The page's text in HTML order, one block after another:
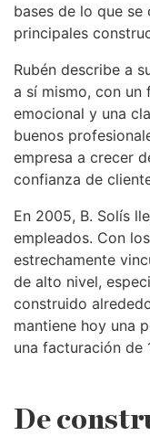
bases de lo que
principales
Rubén describe a
a sí mismo, con un
emocional y una
buenos
empresa a crecer
confianza de
En 2005, B. Solís
empleados. Con
estrechamente
de alto nivel,
construido
mantiene hoy una
una facturación de
De